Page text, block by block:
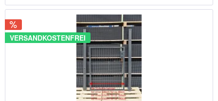
VERSANDKOSTENFREI